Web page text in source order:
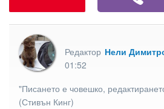
Редактор Нели
01:52
"Писането е човешко,
(Стивън Кинг)